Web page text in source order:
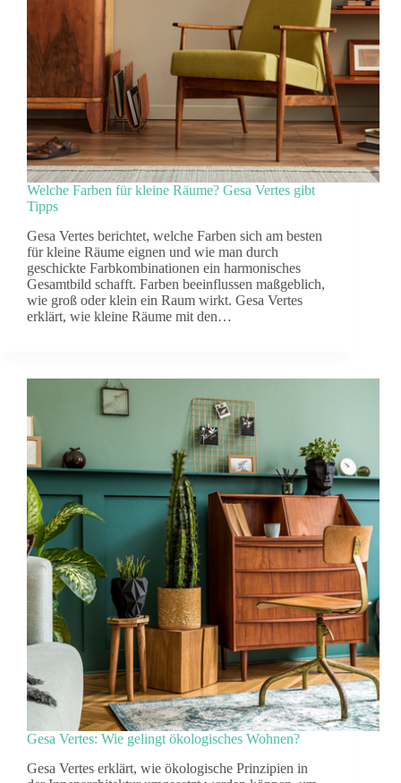
Welche Farben für kleine Räume? Gesa Vertes gibt
Tipps
Gesa Vertes berichtet, welche Farben sich am besten
für kleine Räume eignen und wie man durch
geschickte Farbkombinationen ein harmonisches
Gesamtbild schafft. Farben beeinflussen maßgeblich,
wie groß oder klein ein Raum wirkt. Gesa Vertes
erklärt, wie kleine Räume mit den…
Gesa Vertes: Wie gelingt ökologisches Wohnen?
Gesa Vertes erklärt, wie ökologische Prinzipien in